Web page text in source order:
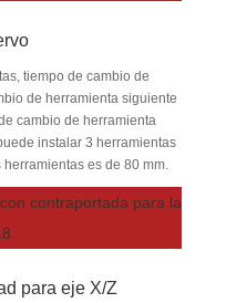
tiempo de cambio de
de herramienta siguiente
cambio de herramienta
instalar 3 herramientas
es de 80 mm.
para eje X/Z